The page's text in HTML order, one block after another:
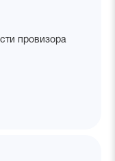
провизора